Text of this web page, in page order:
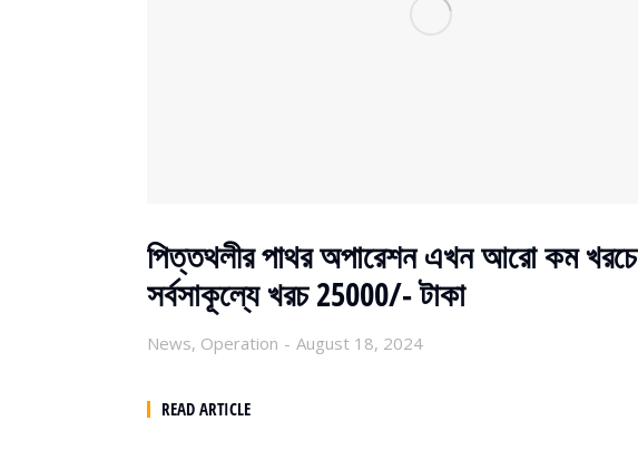
পিত্তথলীর পাথর অপারেশন এখন আরো কম খরচে
সর্বসাকূল্যে খরচ 25000/- টাকা
News, Operation August 18, 2024
READ ARTICLE